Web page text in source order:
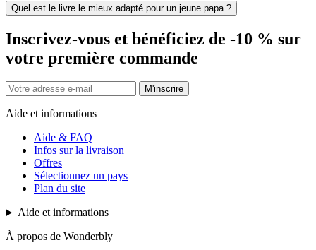
Quel est le livre le mieux adapté pour un jeune papa ?
Inscrivez-vous et bénéficiez de -10 % sur
votre première commande
M'inscrire
Aide et informations
Aide & FAQ
Infos sur la livraison
Offres
Sélectionnez un pays
Plan du site
Aide et informations
À propos de Wonderbly